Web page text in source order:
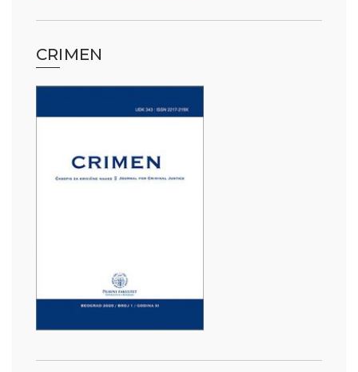
CRIMEN